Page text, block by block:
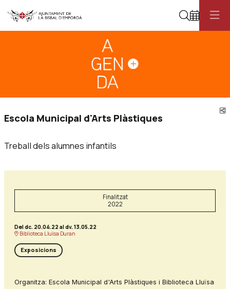
Cerca
Escola Municipal d'Arts Plàstiques
Treball dels alumnes infantils
Finalitzat
2022
Del dc. 20.04.22al dv. 13.05.22
Biblioteca Lluïsa Duran
Exposicions
Organitza: Escola Municipal d'Arts Plàstiques i Biblioteca Lluïsa